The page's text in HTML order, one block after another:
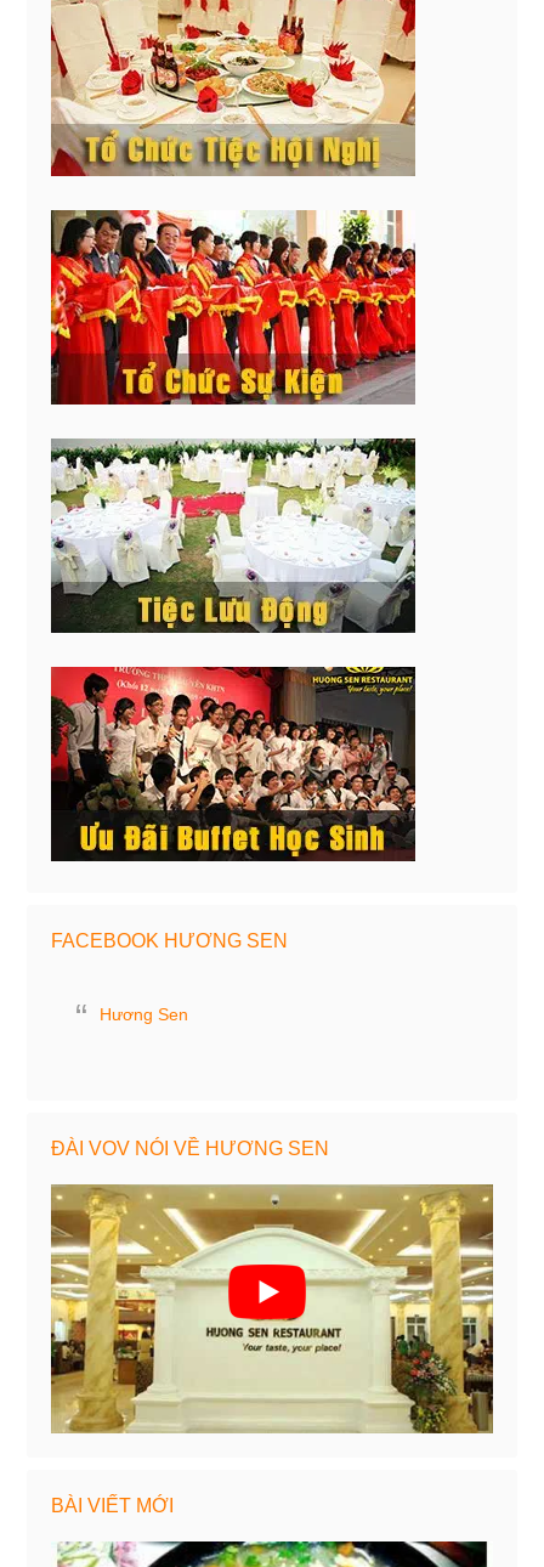
FACEBOOK HƯƠNG SEN
Hương Sen
ĐÀI VOV NÓI VỀ HƯƠNG SEN
BÀI VIẾT MỚI